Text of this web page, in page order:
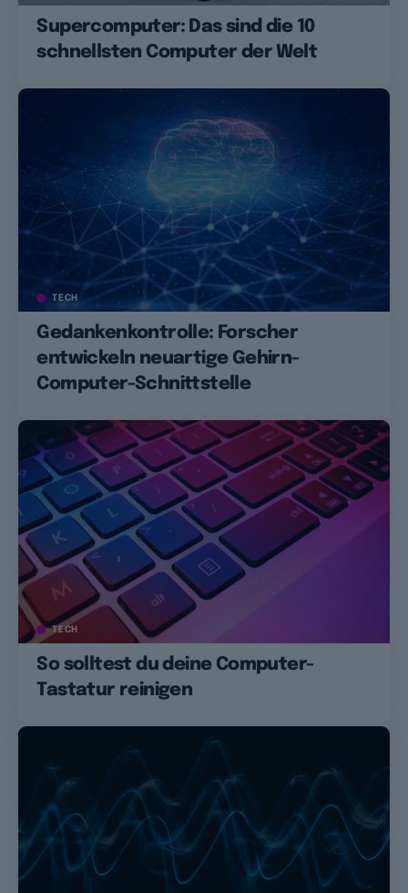
Supercomputer: Das sind die 10
schnellsten Computer der Welt
TECH
Gedankenkontrolle: Forscher
entwickeln neuartige Gehirn-
Computer-Schnittstelle
TECH
So solltest du deine Computer-
Tastatur reinigen